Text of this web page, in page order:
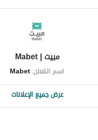
مبيت | Mabet
اسم المُعلن:Mabet
عرض جميع الإعلانات